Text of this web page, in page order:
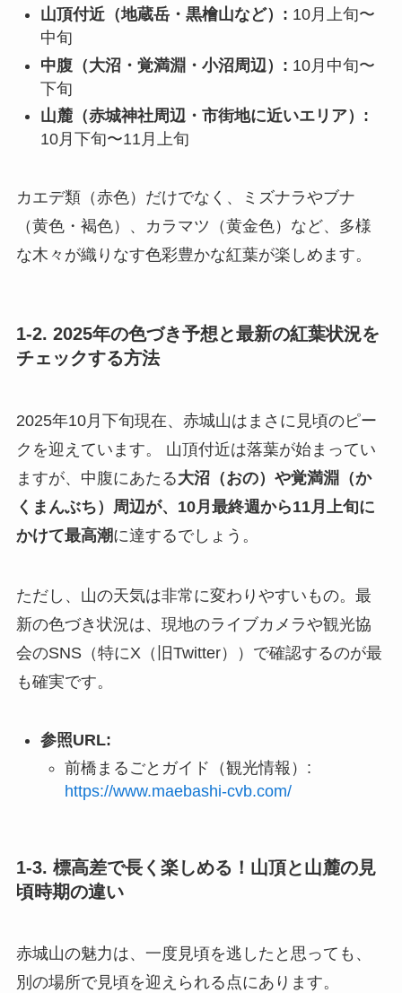
山頂付近（地蔵岳・黒檜山など）: 10月上旬〜
中旬
中腹（大沼・覚満淵・小沼周辺）: 10月中旬〜
下旬
山麓（赤城神社周辺・市街地に近いエリア）:
10月下旬〜11月上旬
カエデ類（赤色）だけでなく、ミズナラやブナ
（黄色・褐色）、カラマツ（黄金色）など、多様
な木々が織りなす色彩豊かな紅葉が楽しめます。
1-2. 2025年の色づき予想と最新の紅葉状況を
チェックする方法
2025年10月下旬現在、赤城山はまさに見頃のピー
クを迎えています。 山頂付近は落葉が始まってい
ますが、中腹にあたる大沼（おの）や覚満淵（か
くまんぶち）周辺が、10月最終週から11月上旬に
かけて最高潮に達するでしょう。
ただし、山の天気は非常に変わりやすいもの。最
新の色づき状況は、現地のライブカメラや観光協
会のSNS（特にX（旧Twitter））で確認するのが最
も確実です。
参照URL:
前橋まるごとガイド（観光情報）:
https://www.maebashi-cvb.com/
1-3. 標高差で長く楽しめる！山頂と山麓の見
頃時期の違い
赤城山の魅力は、一度見頃を逃したと思っても、
別の場所で見頃を迎えられる点にあります。